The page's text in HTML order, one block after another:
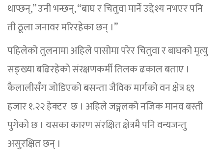
थाप्छन्,” उनी भन्छन्, “बाघ र चितुवा मार्ने उद्देश्य नभएर पनि
ती ठूला जनावर मरिरहेका छन् ।”
पहिलेको तुलनामा अहिले पासोमा परेर चितुवा र बाघको मृत्यु
सङ्ख्या बढिरहेको संरक्षणकर्मी तिलक ढकाल बताए ।
कैलालीसँग जोडिएको बसन्ता जैविक मार्गको वन क्षेत्र ६९
हजार १.२२ हेक्टर छ । अहिले जङ्गलको नजिक मानव बस्ती
पुगेको छ । यसका कारण संरक्षित क्षेत्रमै पनि वन्यजन्तु
असुरक्षित छन् ।